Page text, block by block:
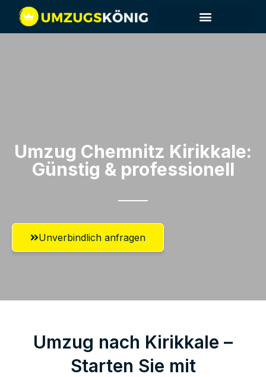
Umzug Chemnitz​ Kirikkale:
Günstig & professionell​
Unverbindlich anfragen
Umzug nach Kirikkale –
Starten Sie mit